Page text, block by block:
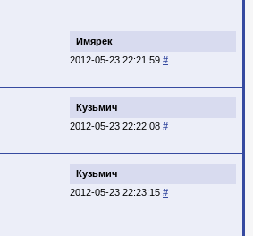
Имярек
2012-05-23 22:21:59 #
Кузьмич
2012-05-23 22:22:08 #
Кузьмич
2012-05-23 22:23:15 #